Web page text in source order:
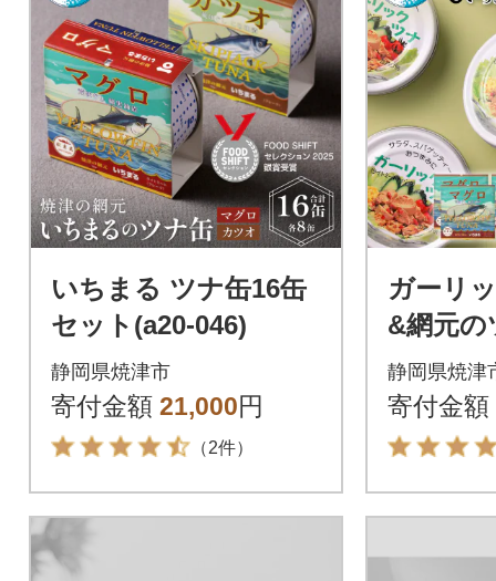
いちまる ツナ缶16缶
セット(a20-046)
静岡県焼津市
寄付金額 21,000円
（2件）
ガーリ
&網元の
ト(a21-
静岡県焼津
寄付金額